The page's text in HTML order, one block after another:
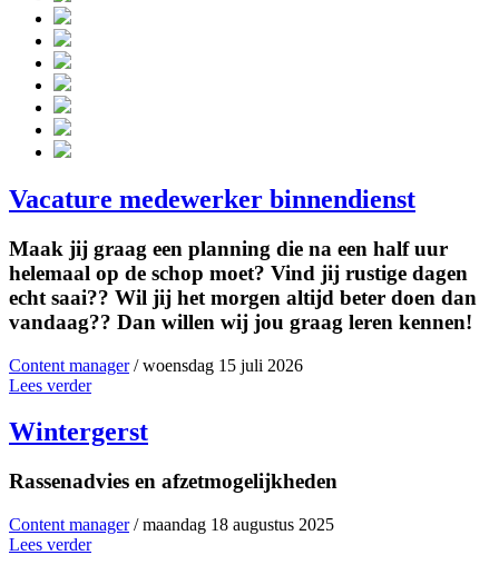
Vacature medewerker binnendienst
Maak jij graag een planning die na een half uur
helemaal op de schop moet? Vind jij rustige dagen
echt saai?? Wil jij het morgen altijd beter doen dan
vandaag?? Dan willen wij jou graag leren kennen!
Content manager / woensdag 15 juli 2026
Lees verder
Wintergerst
Rassenadvies en afzetmogelijkheden
Content manager / maandag 18 augustus 2025
Lees verder